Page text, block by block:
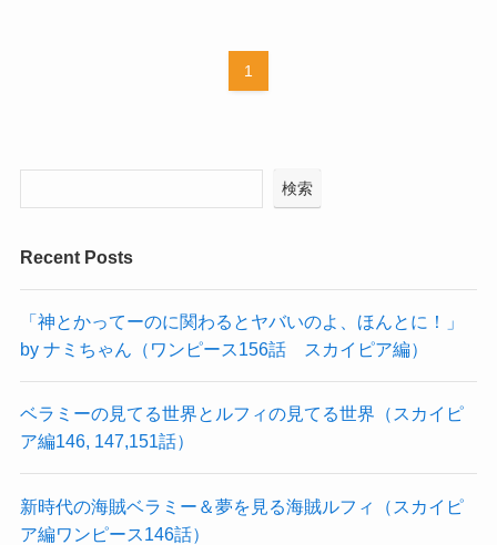
1
検索
Recent Posts
「神とかってーのに関わるとヤバいのよ、ほんとに！」
by ナミちゃん（ワンピース156話 スカイピア編）
ベラミーの見てる世界とルフィの見てる世界（スカイピ
ア編146, 147,151話）
新時代の海賊ベラミー＆夢を見る海賊ルフィ（スカイピ
ア編ワンピース146話）